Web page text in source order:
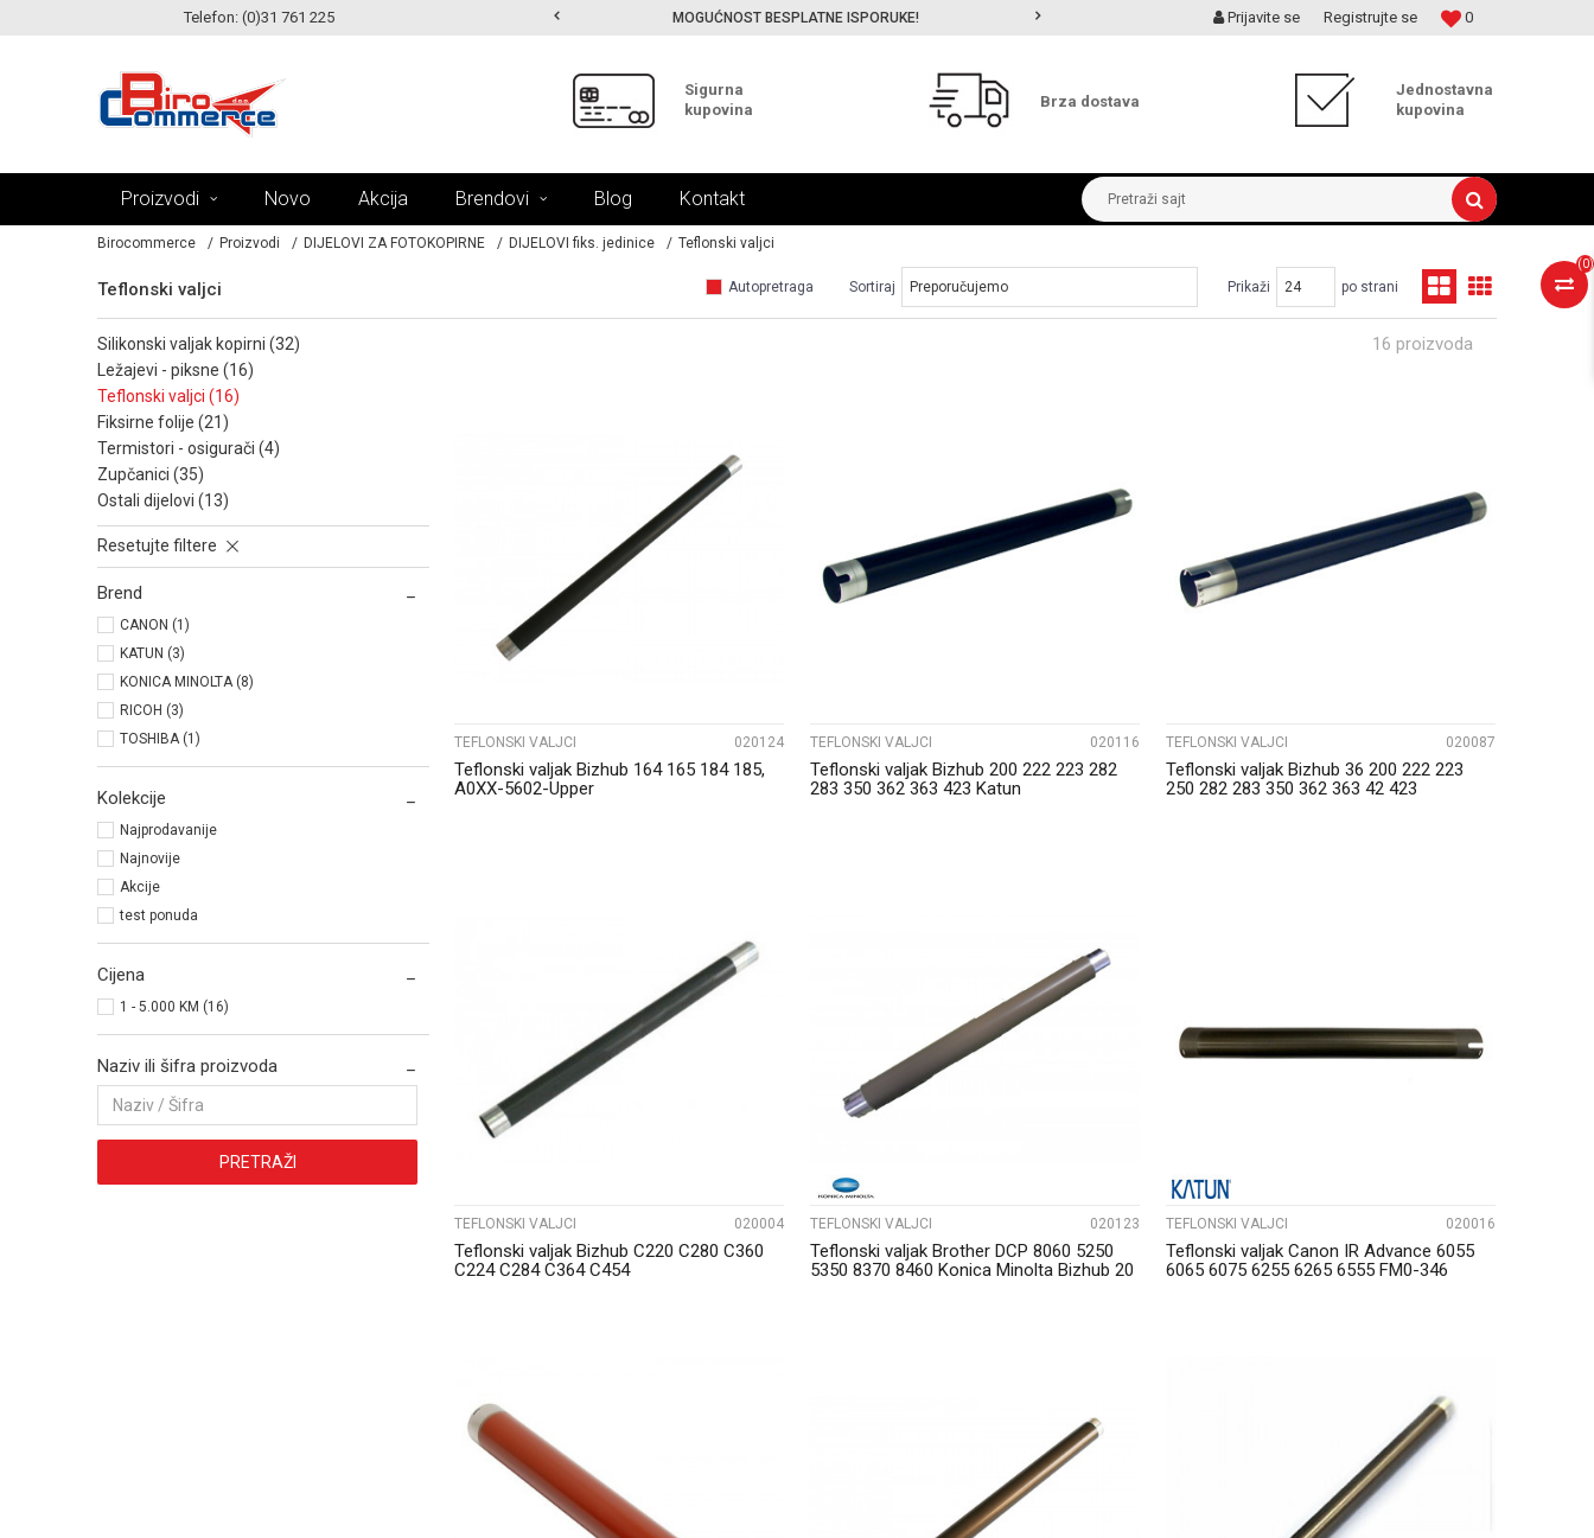
Telefon: (0)31 761 225
MOGUĆNOST ISPORUKE ZA 24H! MOGUĆNOST BESPLATNE ISPORUKE! MOGUĆNOST ISPORUKE ZA 24H! 0
Prijavite se Registrujte se
Sigurna
kupovina
Brza dostava
Jednostavna
kupovina
Proizvodi Novo Akcija Brendovi Blog Kontakt Pretraži sajt
(0)
Birocommerce Proizvodi DIJELOVI ZA FOTOKOPIRNE DIJELOVI fiks. jedinice Teflonski valjci
Teflonski valjci Autopretraga Sortiraj Prikaži po strani
silikonski valjak kopirni (32)
ležajevi - piksne (16)
teflonski valjci (16)
fiksirne folije (21)
termistori - osigurači (4)
zupčanici (35)
ostali dijelovi (13)
Resetujte filtere
Brend
CANON (1)
KATUN (3)
KONICA MINOLTA (8)
RICOH (3)
TOSHIBA (1)
Kolekcije
Najprodavanije
Najnovije
Akcije
test ponuda
Cijena
1 - 5.000 KM (16)
Naziv ili šifra proizvoda
PRETRAŽI
16 proizvoda
UPOREDI
TEFLONSKI VALJCI 020124
Teflonski valjak Bizhub 164 165 184 185,
A0XX-5602-Upper
UPOREDI
TEFLONSKI VALJCI 020116
Teflonski valjak Bizhub 200 222 223 282
283 350 362 363 423 Katun
UPOREDI
TEFLONSKI VALJCI 020087
Teflonski valjak Bizhub 36 200 222 223
250 282 283 350 362 363 42 423
UPOREDI
TEFLONSKI VALJCI 020004
Teflonski valjak Bizhub C220 C280 C360
C224 C284 C364 C454
UPOREDI
TEFLONSKI VALJCI 020123
Teflonski valjak Brother DCP 8060 5250
5350 8370 8460 Konica Minolta Bizhub 20
UPOREDI
TEFLONSKI VALJCI 020016
Teflonski valjak Canon IR Advance 6055
6065 6075 6255 6265 6555 FM0-346
UPOREDI UPOREDI UPOREDI